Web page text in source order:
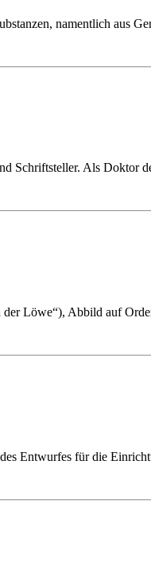
namentlich aus
Schriftsteller. Als Doktor
Löwe“), Abbild auf
Entwurfes für die